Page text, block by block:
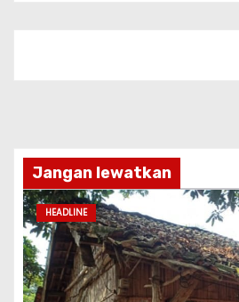
Jangan lewatkan
HEADLINE